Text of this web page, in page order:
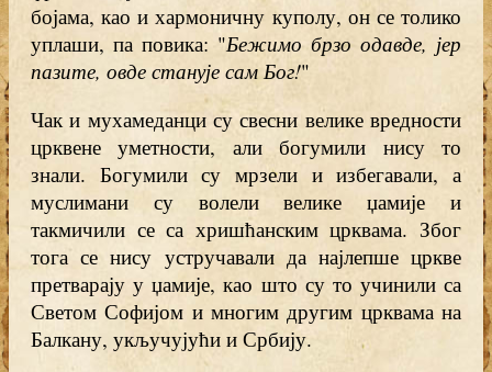
бојама, као и хармоничну куполу, он се толико
уплаши, па повика: "Бежимо брзо одавде, јер
пазите, овде станује сам Бог!"
Чак и мухамеданци су свесни велике вредности
црквене уметности, али богумили нису то
знали. Богумили су мрзели и избегавали, а
муслимани су волели велике џамије и
такмичили се са хришћанским црквама. Због
тога се нису устручавали да најлепше цркве
претварају у џамије, као што су то учинили са
Светом Софијом и многим другим црквама на
Балкану, укључујући и Србију.